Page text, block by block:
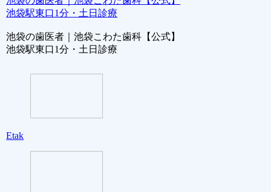
池袋駅東口1分・土日診療
池袋の歯医者｜池袋こわた歯科【公式】
池袋駅東口1分・土日診療
Etak